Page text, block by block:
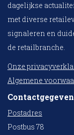
dagelijkse
met diverse
signaleren en
de retailbranche.
Onze
Algemene
Postadres
Postbus 78